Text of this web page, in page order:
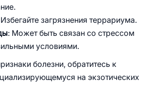
Избегайте загрязнения террариума.
: Может быть связан со стрессом
условиями.
болезни, обратитесь к
на экзотических